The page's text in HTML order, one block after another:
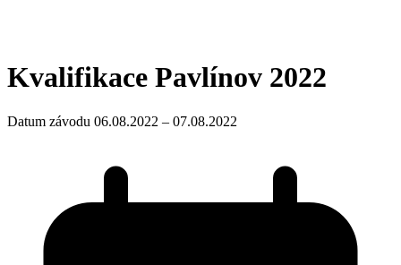
Kvalifikace Pavlínov 2022
Datum závodu 06.08.2022 – 07.08.2022